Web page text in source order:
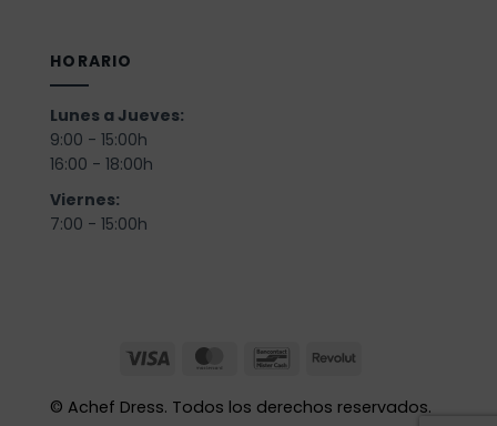
HORARIO
Lunes a Jueves:
9:00 - 15:00h
16:00 - 18:00h
Viernes:
7:00 - 15:00h
© Achef Dress. Todos los derechos reservados.